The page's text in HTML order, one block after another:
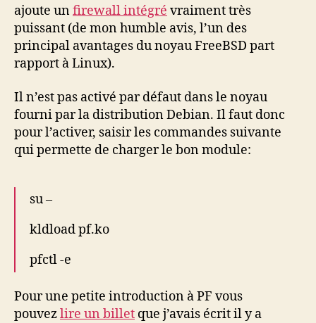
ajoute unfirewall intégré vraiment très
puissant (de mon humble avis, l’un des
principal avantages du noyau FreeBSD part
rapport à Linux).
Il n’est pas activé par défaut dans le noyau
fourni par la distribution Debian. Il faut donc
pour l’activer, saisir les commandes suivante
qui permette de charger le bon module:
su –
kldload pf.ko
pfctl -e
Pour une petite introduction à PF vous
pouvezlire un billet que j’avais écrit il y a